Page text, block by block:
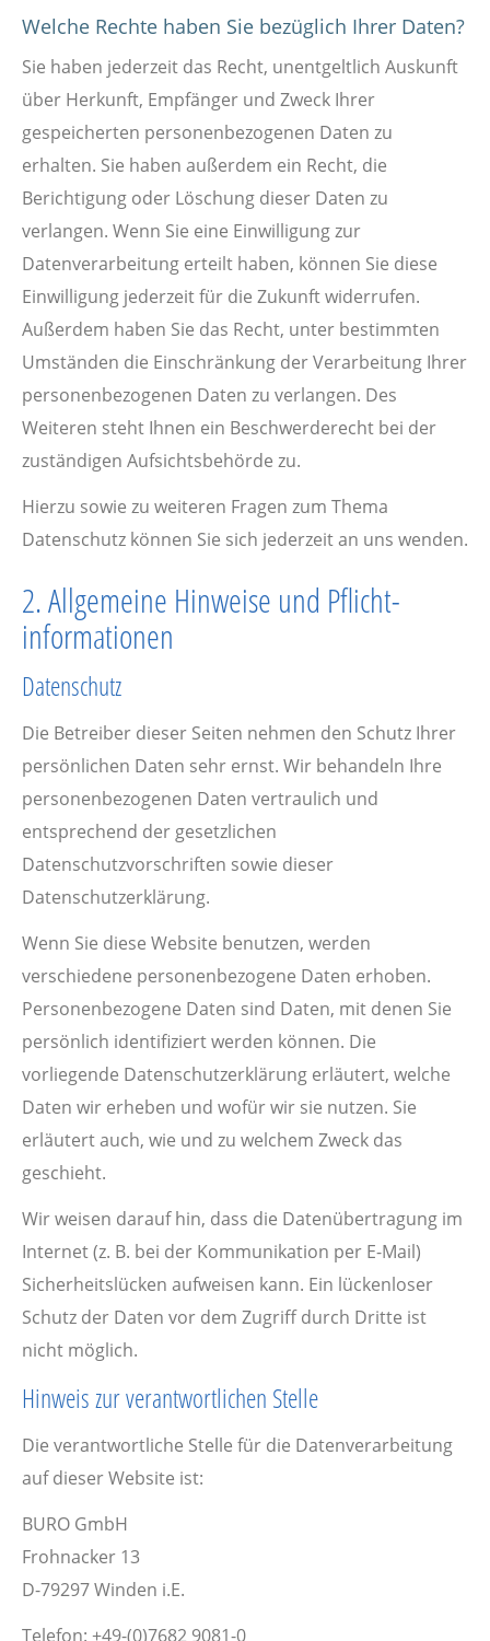
Welche Rechte haben Sie bezüglich Ihrer Daten?
Sie haben jederzeit das Recht, unentgeltlich Auskunft
über Herkunft, Empfänger und Zweck Ihrer
gespeicherten personenbezogenen Daten zu
erhalten. Sie haben außerdem ein Recht, die
Berichtigung oder Löschung dieser Daten zu
verlangen. Wenn Sie eine Einwilligung zur
Datenverarbeitung erteilt haben, können Sie diese
Einwilligung jederzeit für die Zukunft widerrufen.
Außerdem haben Sie das Recht, unter bestimmten
Umständen die Einschränkung der Verarbeitung Ihrer
personenbezogenen Daten zu verlangen. Des
Weiteren steht Ihnen ein Beschwerderecht bei der
zuständigen Aufsichtsbehörde zu.
Hierzu sowie zu weiteren Fragen zum Thema
Datenschutz können Sie sich jederzeit an uns wenden.
2. Allgemeine Hinweise und Pflicht­
informationen
Datenschutz
Die Betreiber dieser Seiten nehmen den Schutz Ihrer
persönlichen Daten sehr ernst. Wir behandeln Ihre
personenbezogenen Daten vertraulich und
entsprechend der gesetzlichen
Datenschutzvorschriften sowie dieser
Datenschutzerklärung.
Wenn Sie diese Website benutzen, werden
verschiedene personenbezogene Daten erhoben.
Personenbezogene Daten sind Daten, mit denen Sie
persönlich identifiziert werden können. Die
vorliegende Datenschutzerklärung erläutert, welche
Daten wir erheben und wofür wir sie nutzen. Sie
erläutert auch, wie und zu welchem Zweck das
geschieht.
Wir weisen darauf hin, dass die Datenübertragung im
Internet (z. B. bei der Kommunikation per E-Mail)
Sicherheitslücken aufweisen kann. Ein lückenloser
Schutz der Daten vor dem Zugriff durch Dritte ist
nicht möglich.
Hinweis zur verantwortlichen Stelle
Die verantwortliche Stelle für die Datenverarbeitung
auf dieser Website ist:
BURO GmbH
Frohnacker 13
D-79297 Winden i.E.
Telefon: +49-(0)7682 9081-0